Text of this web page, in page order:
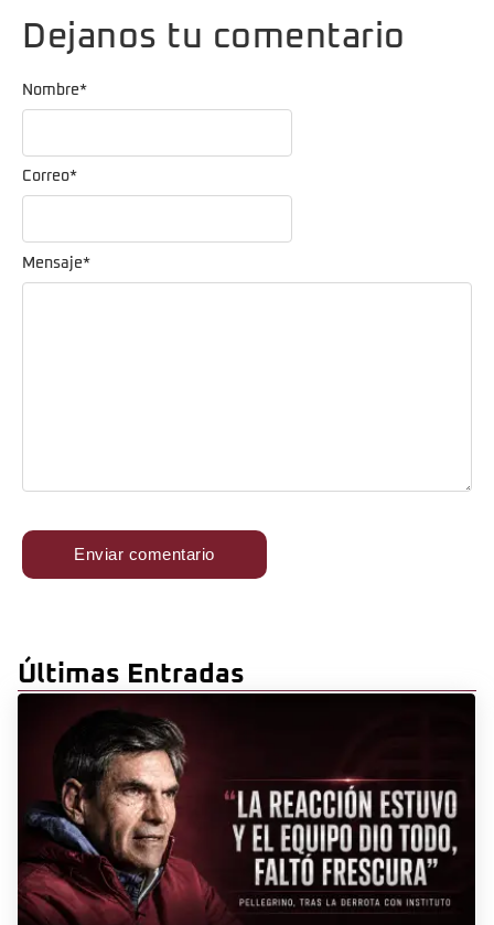
Dejanos tu comentario
Mensaje*
Nombre*
Correo*
Últimas Entradas